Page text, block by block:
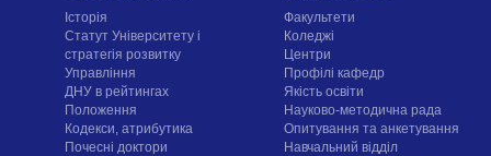
Історія
Статут Університету і
стратегія розвитку
Управління
ДНУ в рейтингах
Положення
Кодекси, атрибутика
Почесні доктори
Факультети
Коледжі
Центри
Профілі кафедр
Якість освіти
Науково-методична рада
Опитування та анкетування
Навчальний відділ